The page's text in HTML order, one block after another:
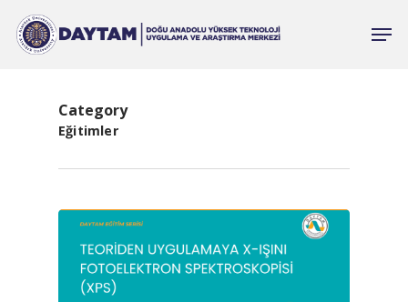
Category
Eğitimler